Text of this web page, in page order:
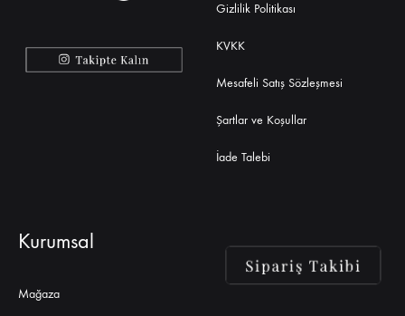
Gizlilik Politikası
KVKK
Mesafeli Satış Sözleşmesi
Şartlar ve Koşullar
İade Talebi
Kurumsal
Mağaza